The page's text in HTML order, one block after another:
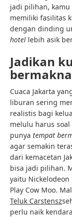
jadi pilihan,
memiliki fasilitas
dengan dinding
hotel lebih asik
Jadikan
bermakna
Cuaca Jakarta
liburan sering
realistis bagi
melulu harus
punya tempat
agar semakin
dari kemacetan
bisa jadi pilihan.
yaitu Nickelodeon
Play Cow Moo.
Teluk Carstensz
perlu naik